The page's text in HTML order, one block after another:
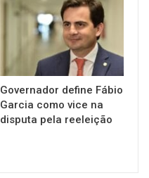
Governador define Fábio
Garcia como vice na
disputa pela reeleição